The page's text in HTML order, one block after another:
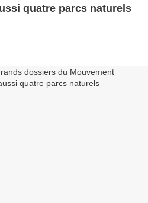
quatre parcs naturels